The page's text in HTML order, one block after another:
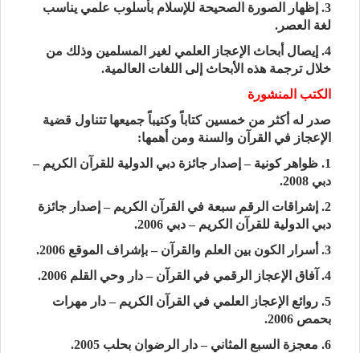
3. إظهار الصورة الصحيحة للإسلام بأسلوب علمي يناسب
لغة العصر.
4. إيصال أبحاث الإعجاز العلمي لغير المسلمين وذلك من
خلال ترجمة هذه الأبحاث إلى اللغات العالمية.
الكتب المنشورة
صدر له أكثر من خمسين كتاباً وكتيباً جميعها تتناول قضية
الإعجاز في القرآن والسنة ومن أهمها:
1. ظواهر كونية – إصدار جائزة دبي الدولية للقرآن الكريم –
دبي 2008.
2. إشراقات الرقم سبعة في القرآن الكريم – إصدار جائزة
دبي الدولية للقرآن الكريم – دبي 2006.
3. أسرار الكون بين العلم والقرآن – بإشراف الموقع 2006.
4. آفاق الإعجاز الرقمي في القرآن – دار وحي القلم 2006.
5. روائع الإعجاز العلمي في القرآن الكريم – دار مهرات
بحمص 2006.
6. معجزة السبع المثاني – دار الرضوان بحلب 2005.